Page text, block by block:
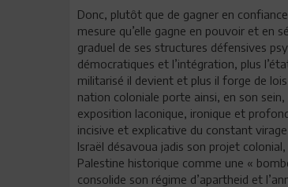
Donc, plutôt que de gagner en
mesure qu’elle gagne en pouvoir et en
graduel de ses structures défensives
démocratiques et l’intégration, plus
militarisé il devient et plus il forge de
nation coloniale porte ainsi, en son
exposition laconique, ironique et
incisive et explicative du constant
Israël désavoua jadis son projet
Palestine historique comme une «
consolide son régime d’apartheid et